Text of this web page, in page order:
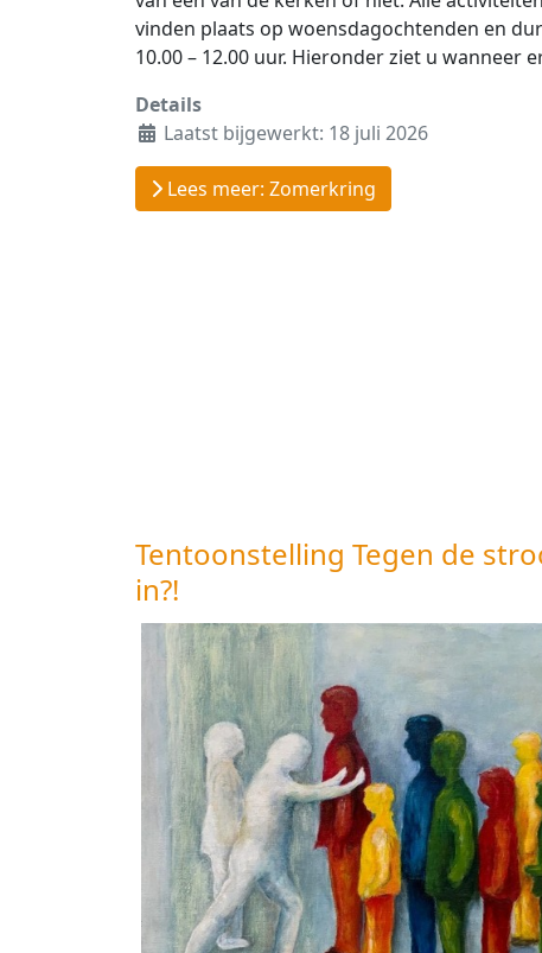
vinden plaats op woensdagochtenden en
10.00 – 12.00 uur. Hieronder ziet u wanneer
Details
Laatst bijgewerkt: 18 juli 2026
Lees meer: Zomerkring
Tentoonstelling Tegen de
in?!